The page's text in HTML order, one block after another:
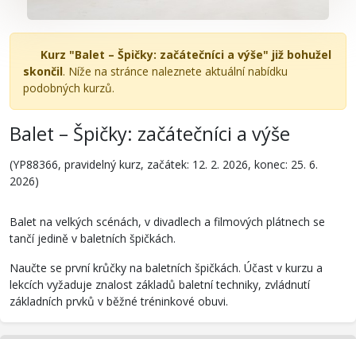
Kurz "Balet – Špičky: začátečníci a výše" již bohužel
skončil. Níže na stránce naleznete aktuální nabídku
podobných kurzů.
Balet – Špičky: začátečníci a výše
(YP88366, pravidelný kurz, začátek: 12. 2. 2026, konec: 25. 6.
2026)
Balet na velkých scénách, v divadlech a filmových plátnech se
tančí jedině v baletních špičkách.
Naučte se první krůčky na baletních špičkách. Účast v kurzu a
lekcích vyžaduje znalost základů baletní techniky, zvládnutí
základních prvků v běžné tréninkové obuvi.